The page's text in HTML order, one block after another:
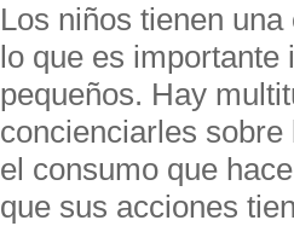
Los niños tienen
lo que es importante
pequeños. Hay
concienciarles
el consumo que
que sus acciones